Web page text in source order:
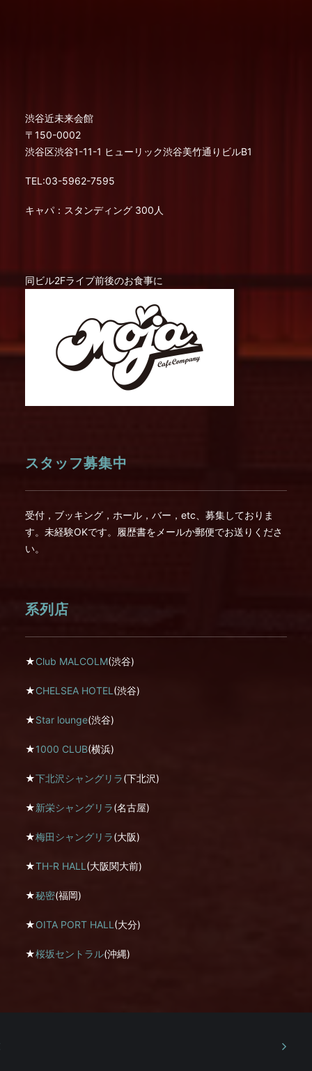
渋谷近未来会館
〒150-0002
渋谷区渋谷1-11-1 ヒューリック渋谷美竹通りビルB1
TEL:03-5962-7595
キャパ：スタンディング 300人
同ビル2Fライブ前後のお食事に
スタッフ募集中
受付，ブッキング，ホール，バー，etc、募集しておりま
す。未経験OKです。履歴書をメールか郵便でお送りくださ
い。
系列店
★Club MALCOLM(渋谷)
★CHELSEA HOTEL (渋谷)
★Star lounge(渋谷)
★1000 CLUB(横浜)
★下北沢シャングリラ(下北沢)
★新栄シャングリラ(名古屋)
★梅田シャングリラ(大阪)
★TH-R HALL (大阪関大前)
★秘密(福岡)
★OITA PORT HALL (大分)
★桜坂セントラル(沖縄)